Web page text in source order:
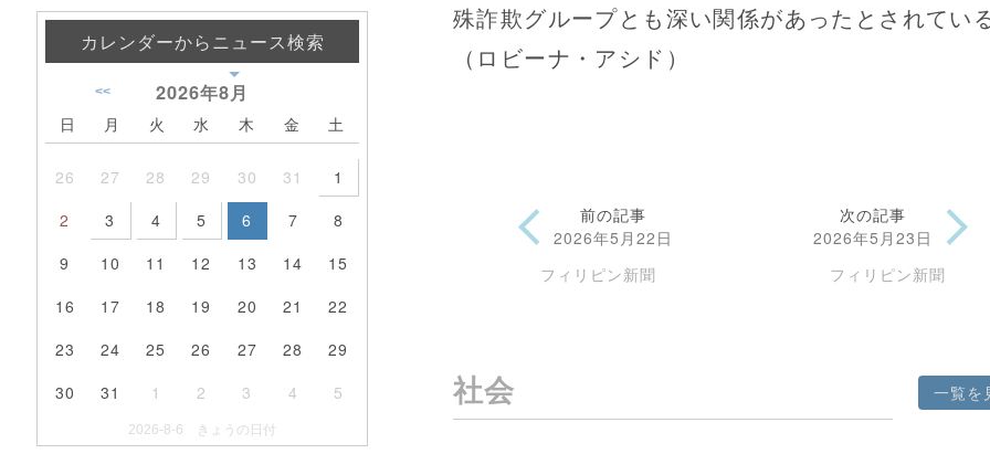
カレンダーからニュース検索
2026年8月
<<
日 月 火 水 木 金 土
26 27 28 29 30 31
1
2
3 4 5 6 7
8
9
10 11 12 13 14
15
16
17 18 19 20 21
22
23
24 25 26 27 28
29
30
31 1 2 3 4 5
2026-8-6 きょうの日付
殊詐欺グループとも深い関係があったとされている
（ロビーナ・アシド）
前の記事
2026年5月22日
フィリピン新聞
次の記事
2026年5月23日
フィリピン新聞
社会 一覧を